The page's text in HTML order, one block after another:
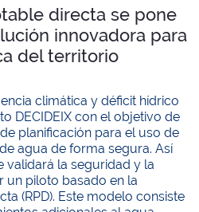
directa se pone
innovadora para
del territorio
climática y déficit hídrico
DECIDEIX con el objetivo de
planificación para el uso de
agua de forma segura. Así
validará la seguridad y la
un piloto basado en la
(RPD). Este modelo consiste